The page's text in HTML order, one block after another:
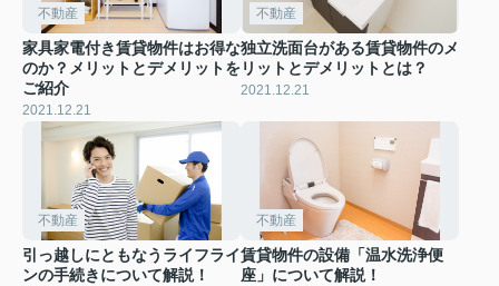
不動産
家具家電付き賃貸物件はお得な
のか？メリットとデメリットを
ご紹介
2021.12.21
不動産
独立洗面台がある賃貸物件のメ
リットとデメリットとは？
2021.12.21
不動産
引っ越しにともなうライフライ
ンの手続きについて解説！
不動産
賃貸物件の設備「温水洗浄便
座」について解説！